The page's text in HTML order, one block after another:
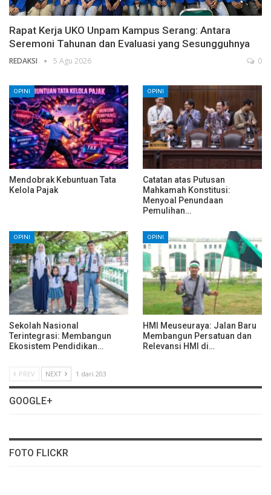
Rapat Kerja UKO Unpam Kampus Serang: Antara
Seremoni Tahunan dan Evaluasi yang Sesungguhnya
REDAKSI 5 Agu 2026 0
OPINI
Mendobrak Kebuntuan Tata
Kelola Pajak
OPINI
Catatan atas Putusan
Mahkamah Konstitusi:
Menyoal Penundaan
Pemulihan…
OPINI
Sekolah Nasional
Terintegrasi: Membangun
Ekosistem Pendidikan…
OPINI
HMI Meuseuraya: Jalan Baru
Membangun Persatuan dan
Relevansi HMI di…
PREV NEXT 1 dari 203
GOOGLE+
FOTO FLICKR